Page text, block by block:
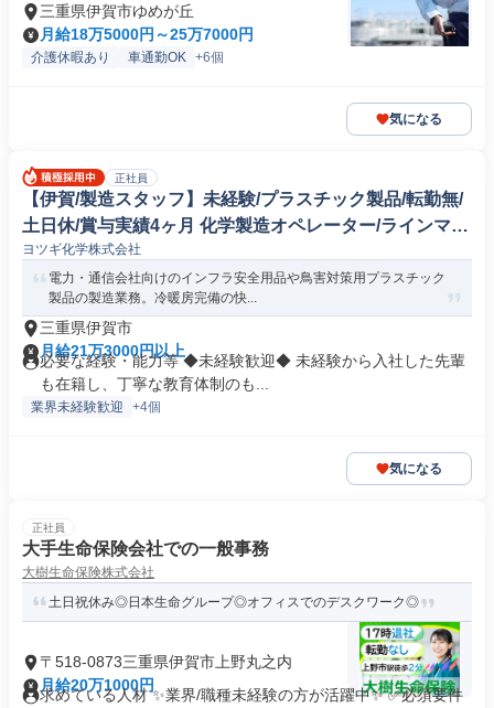
三重県伊賀市ゆめが丘
月給18万5000円～25万7000円
介護休暇あり 車通勤OK +6個
気になる
正社員
【伊賀/製造スタッフ】未経験/プラスチック製品/転勤無/
土日休/賞与実績4ヶ月 化学製造オペレーター/ラインマネ
ージャー
ヨツギ化学株式会社
電力・通信会社向けのインフラ安全用品や鳥害対策用プラスチック
製品の製造業務。冷暖房完備の快...
三重県伊賀市
月給21万3000円以上
必要な経験・能力等 ◆未経験歓迎◆ 未経験から入社した先輩
も在籍し、丁寧な教育体制のも...
業界未経験歓迎 +4個
気になる
正社員
大手生命保険会社での一般事務
大樹生命保険株式会社
土日祝休み◎日本生命グループ◎オフィスでのデスクワーク◎
〒518-0873三重県伊賀市上野丸之内
月給20万1000円
求めている人材 ✨業界/職種未経験の方が活躍中✨ ✅必須要件